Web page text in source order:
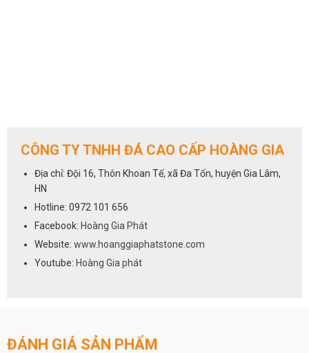
CÔNG TY TNHH ĐÁ CAO CẤP HOÀNG GIA
Địa chỉ: Đội 16, Thôn Khoan Tế, xã Đa Tốn, huyện Gia Lâm,
HN
Hotline: 0972 101 656
Facebook: Hoàng Gia Phát
Website: www.hoanggiaphatstone.com
Youtube: Hoàng Gia phát
ĐÁNH GIÁ SẢN PHẨM